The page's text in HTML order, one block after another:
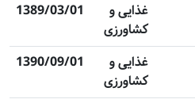
غذایی و
کشاورزی
1389/03/01
غذایی و
کشاورزی
1390/09/01